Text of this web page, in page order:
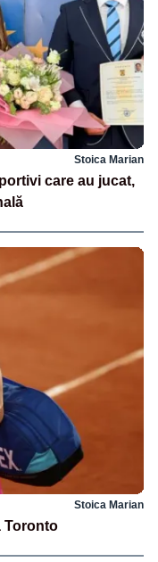
Stoica Marian
care au jucat,
Stoica Marian
Toronto